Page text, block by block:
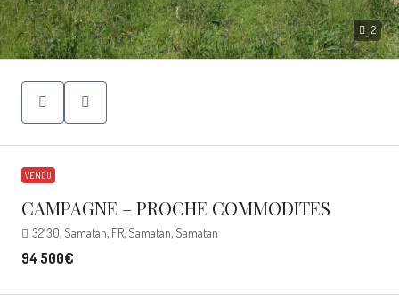
2
VENDU
CAMPAGNE – PROCHE COMMODITES
32130, Samatan, FR, Samatan, Samatan
94 500€